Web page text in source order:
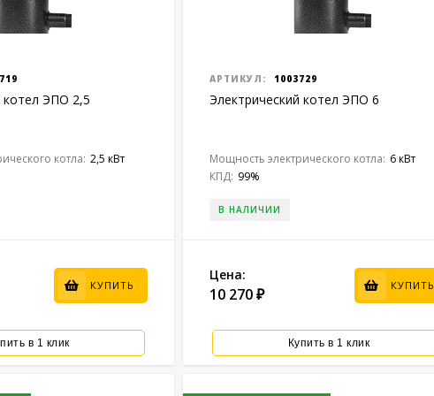
котел ЭПО 2,5
котла: 2,5 кВт
КУПИТЬ
в 1 клик
АРТИКУЛ: 1003729
Электрический котел ЭПО 6
Мощность электрического котла: 6 кВт
КПД: 99%
В НАЛИЧИИ
Цена:
10 270₽ КУПИТЬ
Купить в 1 клик